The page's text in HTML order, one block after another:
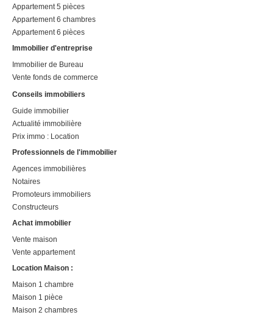
Appartement 5 pièces
Appartement 6 chambres
Appartement 6 pièces
Immobilier d'entreprise
Immobilier de Bureau
Vente fonds de commerce
Conseils immobiliers
Guide immobilier
Actualité immobilière
Prix immo : Location
Professionnels de l'immobilier
Agences immobilières
Notaires
Promoteurs immobiliers
Constructeurs
Achat immobilier
Vente maison
Vente appartement
Location Maison :
Maison 1 chambre
Maison 1 pièce
Maison 2 chambres